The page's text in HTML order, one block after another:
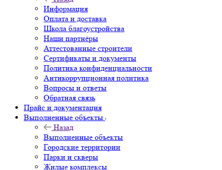
Информация
Оплата и доставка
Школа благоустройства
Наши партнёры
Аттестованные строители
Сертификаты и документы
Политика конфиденциальности
Антикоррупционная политика
Вопросы и ответы
Обратная связь
Прайс и документация
Выполненные объекты
Назад
Выполненные объекты
Городские территории
Парки и скверы
Жилые комплексы